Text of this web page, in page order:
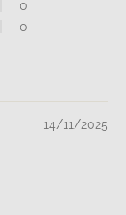
0
0
14/11/2025